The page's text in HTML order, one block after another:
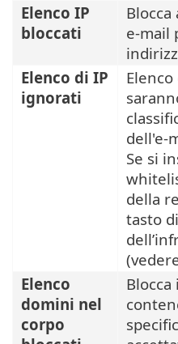
Elenco IP
bloccati
e-mail
Elenco di IP
ignorati
dell'e-
Se si
della
tasto
Elenco
domini nel
corpo
Blocca